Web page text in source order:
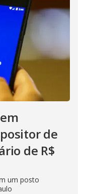
de
de R$
um posto